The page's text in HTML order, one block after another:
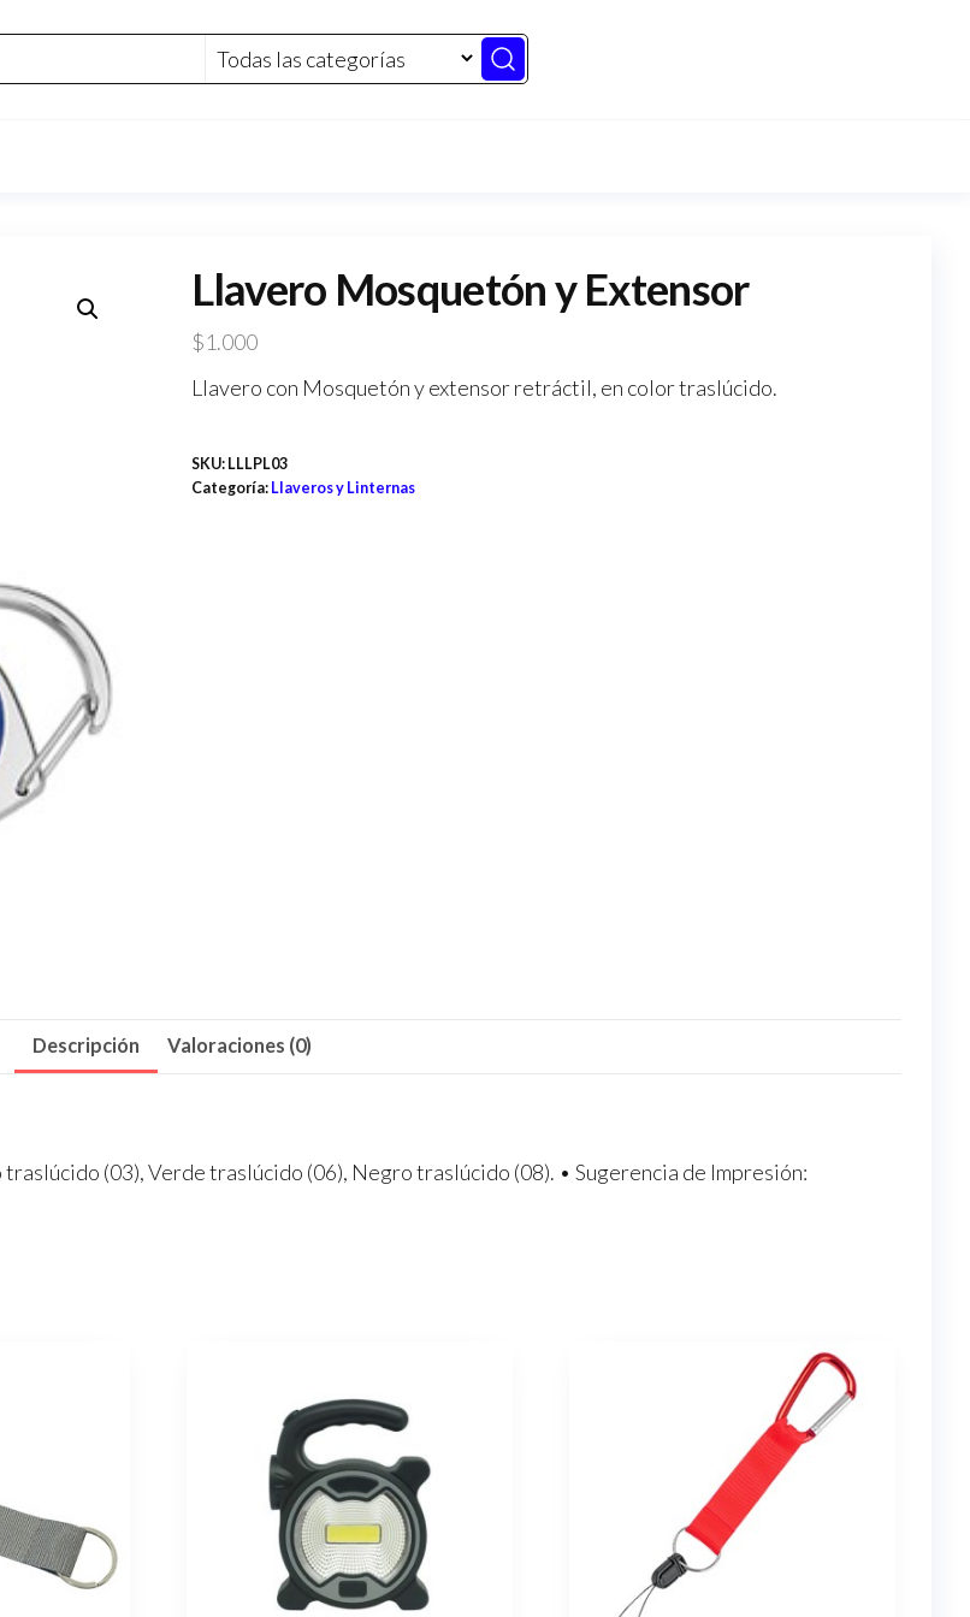
Llavero Mosquetón y Extensor
$1.000
Llavero con Mosquetón y extensor retráctil, en color traslúcido.
SKU: LLLPL03
Categoría: Llaveros y Linternas
Descripción Valoraciones (0)
(03), Verde traslúcido (06), Negro traslúcido (08). • Sugerencia de Impresión: